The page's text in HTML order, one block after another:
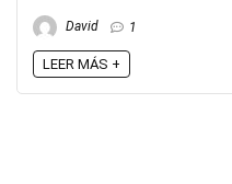
David 1
LEER MÁS +